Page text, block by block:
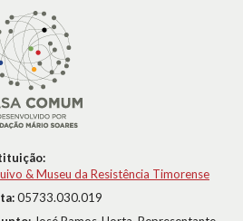
& Museu da Resistência Timorense
05733.030.019